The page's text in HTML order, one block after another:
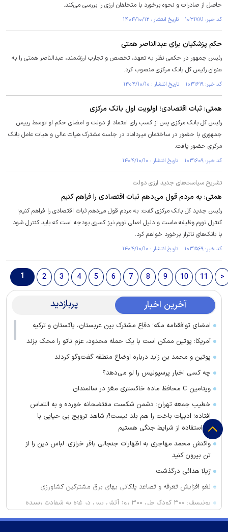
حاصل از صادرات و نحوه برخورد با متخلفان ارزی را بررسی می‌کند.
کد خبر: ۱۰۳۱۷۸۱ تاریخ انتشار : ۱۴۰۴/۱۰/۱۲
حکم پزشکیان برای عبدالناصر همتی
رئیس جمهور در حکمی نظر به تعهد، تخصص و تجارب ارزشمند، عبدالناصر همتی را به
عنوان رئیس کل بانک مرکزی منصوب کرد.
کد خبر: ۱۰۳۱۶۱۹ تاریخ انتشار : ۱۴۰۴/۱۰/۱۰
همتی: ثبات اقتصادی؛ اولویت اول بانک مرکزی
رئیس کل بانک مرکزی پس از کسب رای اعتماد از دولت و امضای حکم او توسط رییس
جمهوری با حضور در ساختمان میرداماد در جلسه مشترک هیات عالی و هیات عامل بانک
مرکزی حضور یافت.
کد خبر: ۱۰۳۱۶۰۹ تاریخ انتشار : ۱۴۰۴/۱۰/۱۰
تشریح سیاست‌های جدید ارزی دولت
همتی: به مردم قول می‌دهم ثبات اقتصادی را فراهم کنیم
رئیس جدید کل بانک مرکزی گفت: به مردم قول می‌دهم ثبات اقتصادی را فراهم کنیم؛
کنترل تورم وظیفه ماست و دلیل اصلی تورم نیز کسری بودجه است که باید کنترل شود.
با بانک‌های ناتراز برخورد خواهم کرد.
کد خبر: ۱۰۳۱۵۶۹ تاریخ انتشار : ۱۴۰۴/۱۰/۱۰
1 2 3 4 5 6 7 8 9 10 11 >
آخرین اخبار پربازدید
امضای توافقنامه مکه؛ دفاع مشترک بین عربستان، پاکستان و ترکیه
آمریکا: پوتین ممکن است با یک حمله محدود، عزم ناتو را محک بزند
پوتین و محمد بن زاید درباره اوضاع منطقه گفت‌وگو کردند
چه کسی اخبار پرسپولیس را لو می‌دهد؟
ویتامین C محافظ ماده خاکستری مغز در سالمندان
خطیب جمعه تهران: دشمن شکست مفتضحانه خورده و به التماس
افتاده؛ ادبیات باخت را هم بلد نیست!/ شاهد ترویج بی حیایی با
سواستفاده از شرایط جنگی هستیم
واکنش محمد مهاجری به اظهارات جنجالی باقر خرازی: لباس دین را از
تن بیرون کنید
ژیلا هدائی درگذشت
لغو افزایش تعرفه و تصاعد پلکانی بهای برق مشترکین کشاورزی
یونیسف: ۳۰۰ کودک طی ۳۰۰ روز آتش بس در غزه به شهادت رسیده